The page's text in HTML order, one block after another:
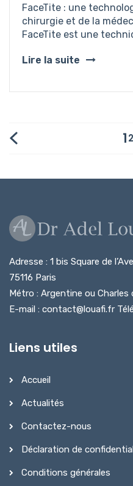
FaceTite : une
chirurgie et de la
FaceTite est une
Lire la suite
12
Adresse : 1 bis Square de
75116 Paris
Métro : Argentine ou Charles
E-mail : contact@louafi.fr
Liens utiles
Accueil
Actualités
Contactez-nous
Déclaration de
Conditions générales